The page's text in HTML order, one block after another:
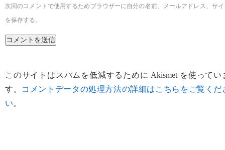
次回のコメントで使用するためブラウザーに自分の名前、メールアドレス、サ
を保存する。
このサイトはスパムを低減するために Akismet を使ってい
す。
コメントデータの処理方法の詳細はこちらをご覧くだ
い。